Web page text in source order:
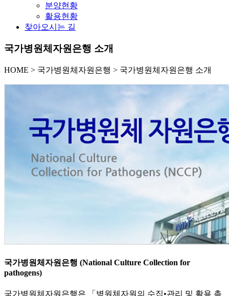
분양현황
활용현황
찾아오시는 길
국가병원체자원은행 소개
HOME > 국가병원체자원은행 > 국가병원체자원은행 소개
국가병원체자원은행 (National Culture Collection for
pathogens)
국가병원체자원은행은 「병원체자원의 수집•관리 및 활용 촉